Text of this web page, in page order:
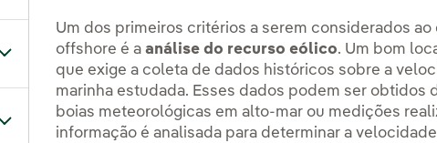
Alternar submenu de Onde estamos
Alternar submenu de Plano Estratégico
Um dos primeiros critérios a serem considerados
offshore é aanálise do recurso eólico. Um bom
que exige a coleta de dados históricos sobre a
marinha estudada. Esses dados podem ser obtidos
boias meteorológicas em alto-mar ou medições
informação é analisada para determinar a